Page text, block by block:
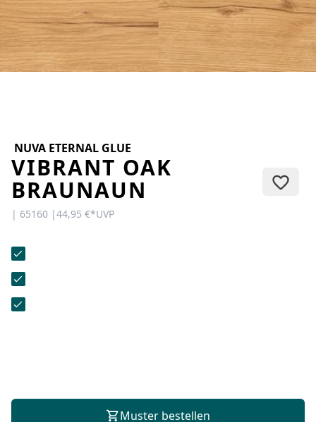
KONTAKT
Sie haben Fragen oder wünschen
eine persönliche Beratung?
Unser Team ist für Sie da –
unser Kontaktformular.
NUVA ETERNAL GLUE
VIBRANT OAK
BRAUNAUN
| 65160 |44,95 €*UVP
Muster bestellen